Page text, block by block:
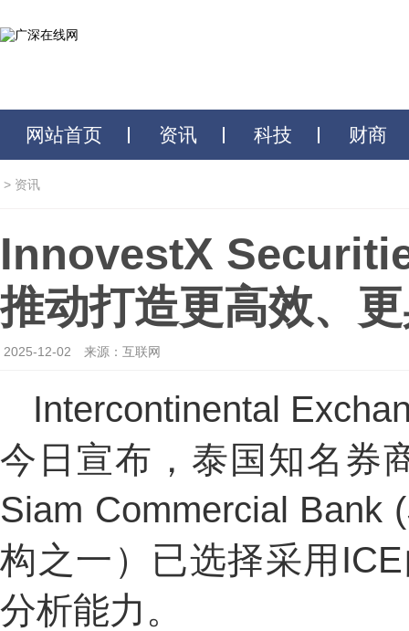
网站首页 资讯 科技 财商
> 资讯
InnovestX
推动打造更高效、
2025-12-02 来源：互联网
Intercontinental
今日宣布，泰国知名券
Siam Commercial Bank
构之一）已选择采用
分析能力。